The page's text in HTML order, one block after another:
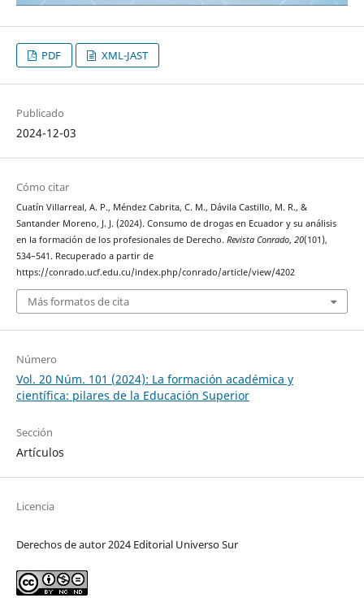
PDF XML-JAST
Publicado
2024-12-03
Cómo citar
Cuatín Villarreal, A. P., Méndez Cabrita, C. M., Dávila Castillo, M. R., &
Santander Moreno, J. J. (2024). Consumo de drogas en Ecuador y su análisis
en la formación de los profesionales de Derecho. Revista Conrado, 20(101),
534–541. Recuperado a partir de
https://conrado.ucf.edu.cu/index.php/conrado/article/view/4202
Más formatos de cita
Número
Vol. 20 Núm. 101 (2024): La formación académica y
científica: pilares de la Educación Superior
Sección
Artículos
Licencia
Derechos de autor 2024 Editorial Universo Sur